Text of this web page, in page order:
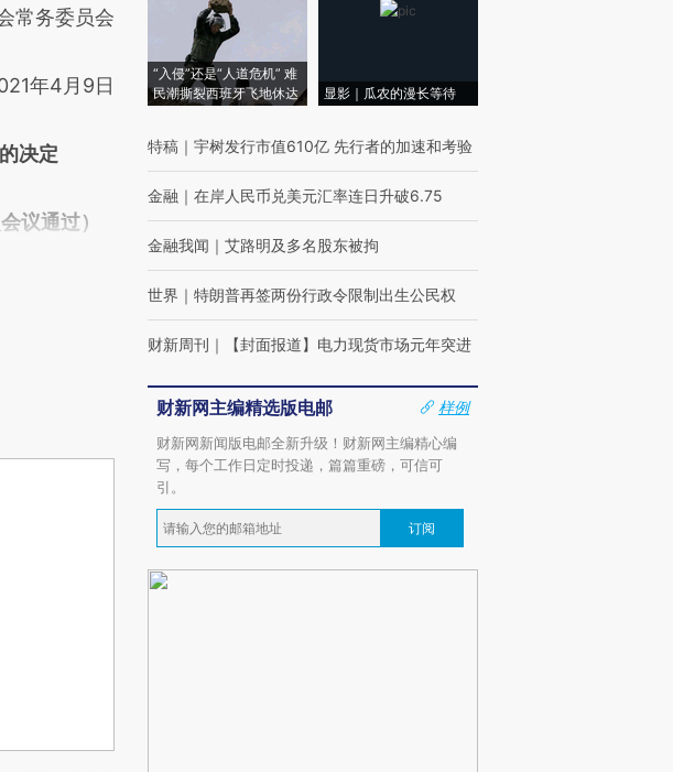
常务委员会
年4月9日
决定
议通过）
“入侵”还是“人道危机” 难
民潮撕裂西班牙飞地休达
显影｜瓜农的漫长等待
特稿 ｜ 宇树发行市值610亿 先行者的加速和考验
金融 ｜ 在岸人民币兑美元汇率连日升破6.75
金融我闻 ｜ 艾路明及多名股东被拘
世界 ｜ 特朗普再签两份行政令限制出生公民权
财新周刊 ｜ 【封面报道】电力现货市场元年突进
财新网主编精选版电邮
样例
财新网新闻版电邮全新升级！财新网主编精心编
写，每个工作日定时投递，篇篇重磅，可信可
引。
订阅